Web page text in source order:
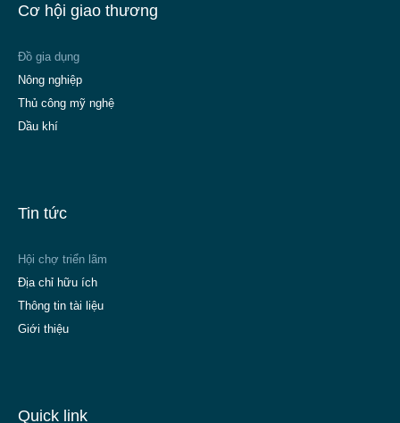
Cơ hội giao thương
Đồ gia dụng
Nông nghiệp
Thủ công mỹ nghệ
Dầu khí
Tin tức
Hội chợ triển lãm
Địa chỉ hữu ích
Thông tin tài liệu
Giới thiệu
Quick link